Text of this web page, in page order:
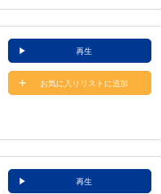
再生
お気に入りリストに追加
再生